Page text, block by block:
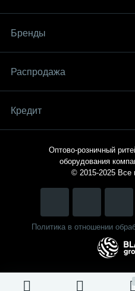
Бренды
Распродaжа
Кредит
Оптово-розничный
оборудования
© 2015-2025 Все
Политика в отношении